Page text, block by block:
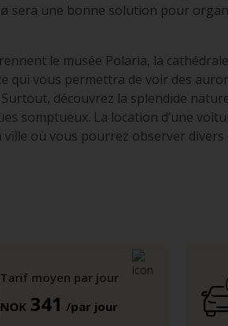
sera une bonne solution pour
le musée Polaria, la
qui vous permettra de voir des
découvrez la splendide
somptueux. La location d’une
où vous pourrez observer
Tarif moyen par jour
NOK 341 /par jour